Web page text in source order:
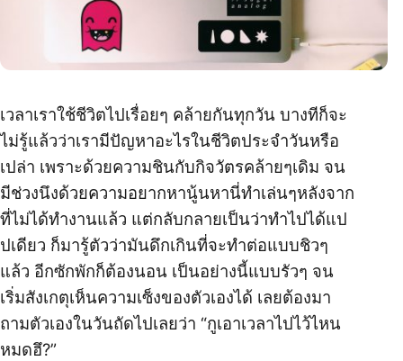
เวลาเราใช้ชีวิตไปเรื่อยๆ คล้ายกันทุกวัน บางทีก็จะ
ไม่รู้แล้วว่าเรามีปัญหาอะไรในชีวิตประจำวันหรือ
เปล่า เพราะด้วยความชินกับกิจวัตรคล้ายๆเดิม จน
มีช่วงนึงด้วยความอยากหานู้นหานี่ทำเล่นๆหลังจาก
ที่ไม่ได้ทำงานแล้ว แต่กลับกลายเป็นว่าทำไปได้แป
ปเดียว ก็มารู้ตัวว่ามันดึกเกินที่จะทำต่อแบบชิวๆ
แล้ว อีกซักพักก็ต้องนอน เป็นอย่างนี้แบบรัวๆ จน
เริ่มสังเกตุเห็นความเซ็งของตัวเองได้ เลยต้องมา
ถามตัวเองในวันถัดไปเลยว่า “กูเอาเวลาไปไว้ไหน
หมดฮึ?”